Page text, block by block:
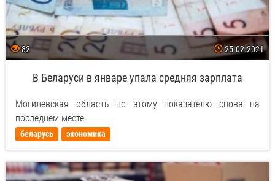
82 25.02.2021
В Беларуси в январе упала средняя зарплата
Могилевская область по этому показателю снова на
последнем месте.
беларусь экономика